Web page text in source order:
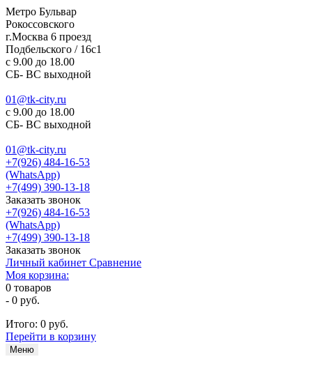
Метро Бульвар
Рокоссовского
г.Москва 6 проезд
Подбельского / 16с1
c 9.00 до 18.00
СБ- ВС выходной
01@tk-city.ru
c 9.00 до 18.00
СБ- ВС выходной
01@tk-city.ru
+7(926) 484-16-53
(WhatsApp)
+7(499) 390-13-18
Заказать звонок
+7(926) 484-16-53
(WhatsApp)
+7(499) 390-13-18
Заказать звонок
Личный кабинет Сравнение
Моя корзина:
0 товаров
- 0 руб.
Итого: 0 руб.
Перейти в корзину
Меню